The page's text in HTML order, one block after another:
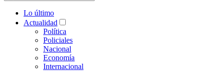
Lo último
Actualidad
Política
Policiales
Nacional
Economía
Internacional